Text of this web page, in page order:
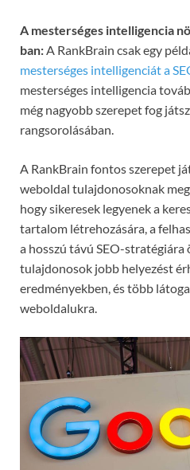
A mesterséges intelligencia
ban:A RankBrain csak egy
mesterséges intelligenciát a
mesterséges intelligencia
még nagyobb szerepet fog
rangsorolásában.
A RankBrain fontos szerepet
weboldal tulajdonosoknak
hogy sikeresek legyenek a
tartalom létrehozására, a
a hosszú távú SEO-
tulajdonosok jobb helyezést
eredményekben, és több
weboldalukra.